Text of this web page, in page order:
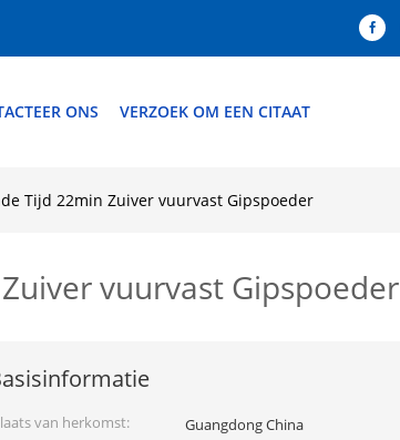
ONS VERZOEK OM EEN CITAAT
Tijd 22min Zuiver vuurvast Gipspoeder
vuurvast Gipspoeder
van herkomst:
Guangdong China